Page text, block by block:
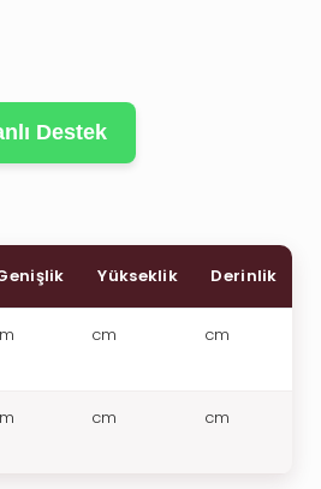
Destek
Yükseklik Derinlik
cm cm
cm cm